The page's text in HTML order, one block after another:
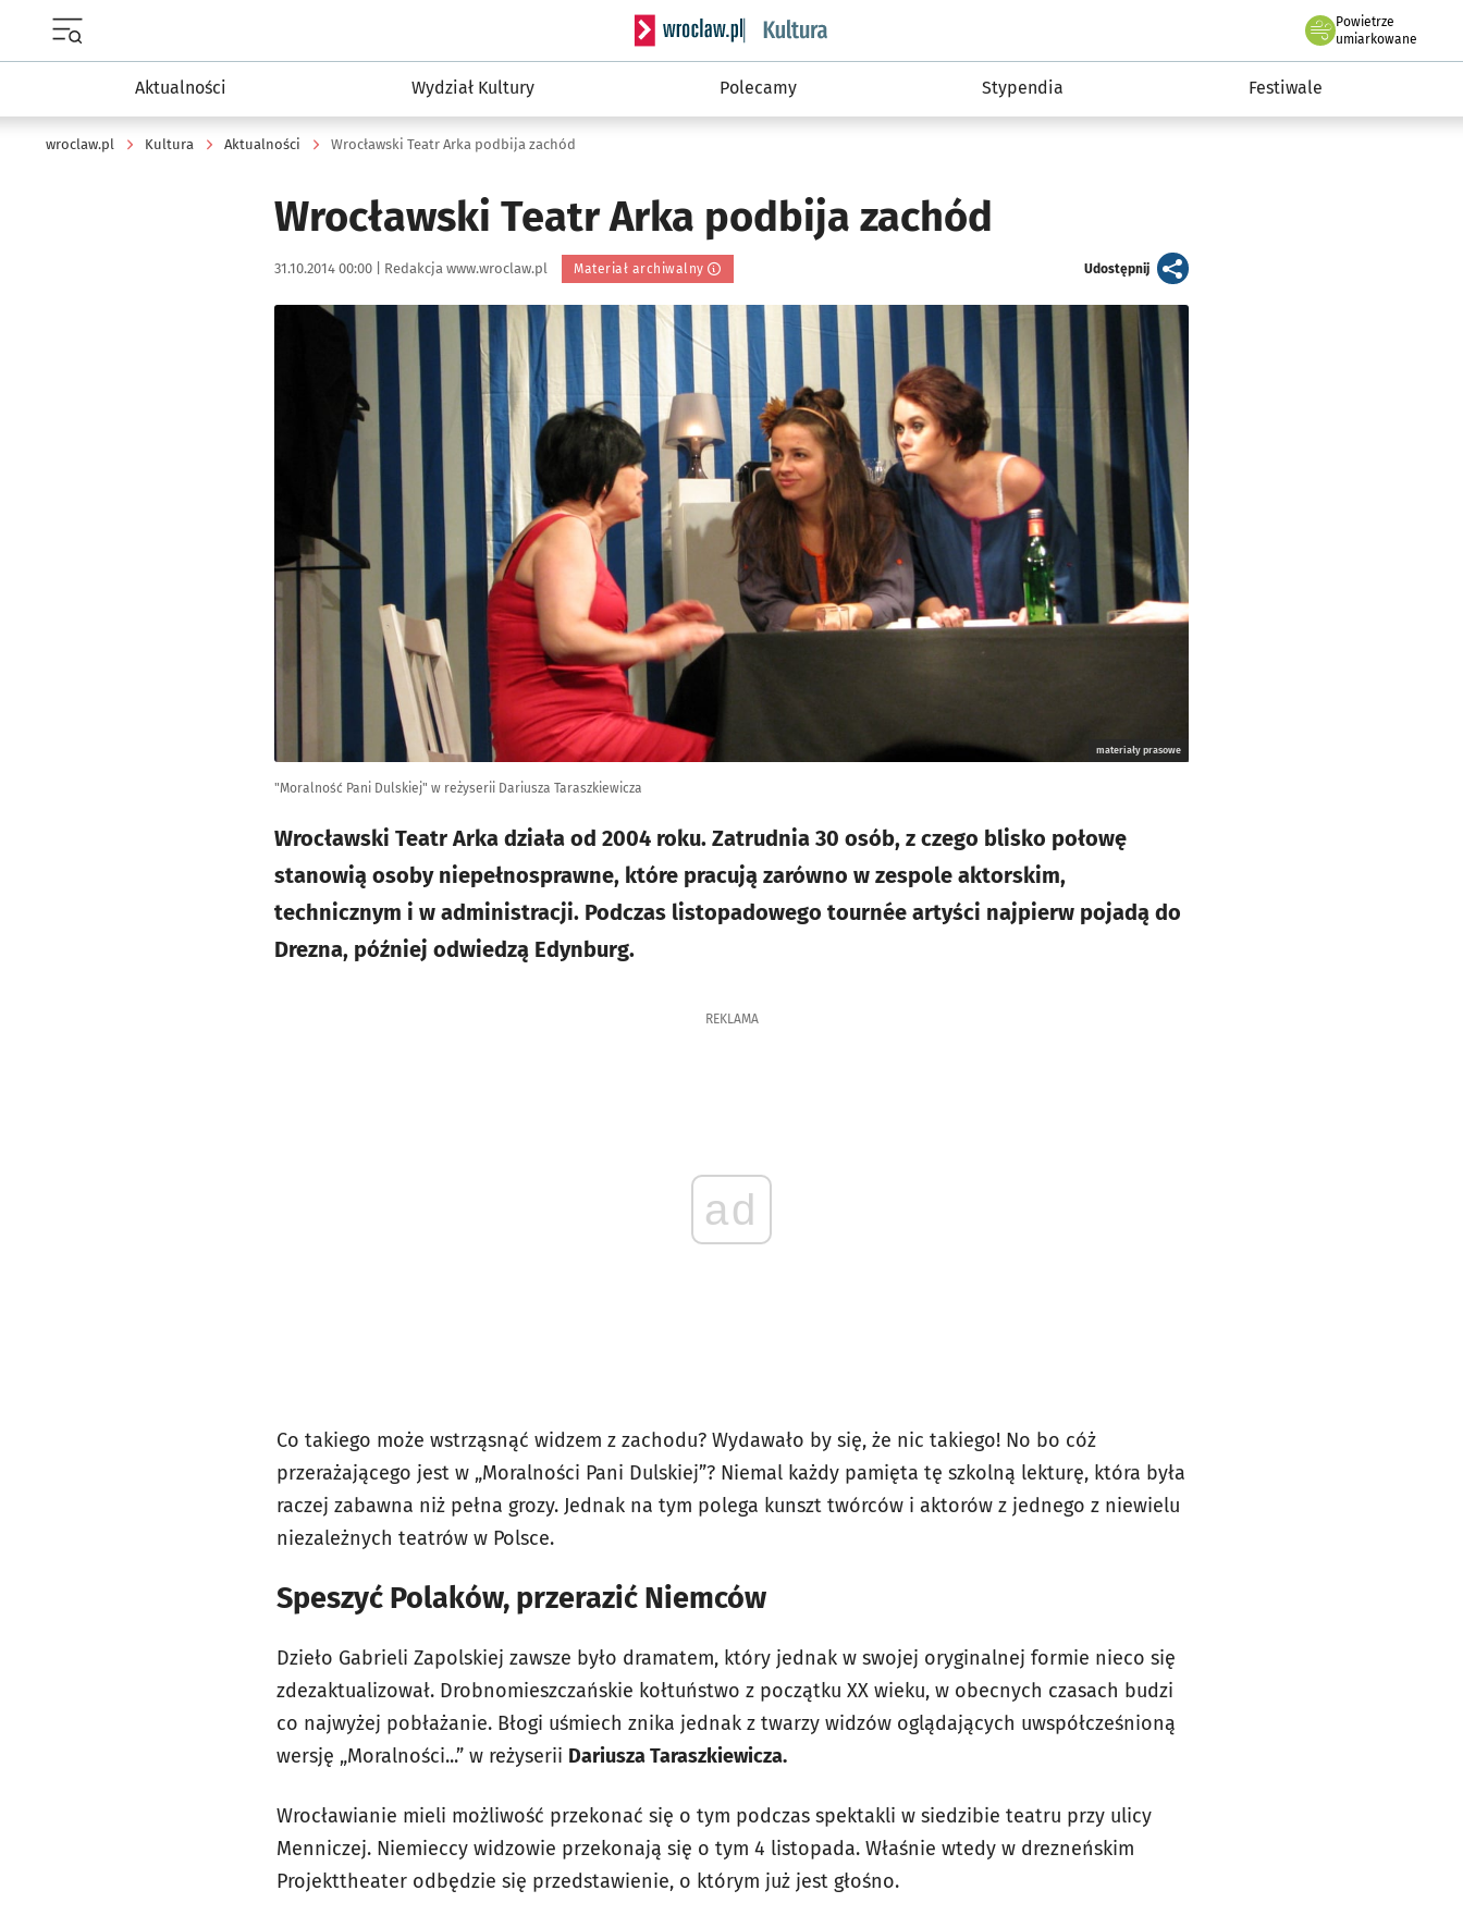
Serwis informacyjny wroclaw.pl podserwis: Kultura
Powietrze
we Wrocławiu
umiarkowane
Aktualności Wydział Kultury Polecamy Stypendia Festiwale
wroclaw.pl Kultura Aktualności Wrocławski Teatr Arka podbija zachód
Wrocławski Teatr Arka podbija zachód
Data publikacji:
31.10.2014 00:00 | Autor:
Redakcja www.wroclaw.pl Materiał archiwalny Udostępnijartykuł
Kliknij, aby powiększyć
materiały prasowe
"Moralność Pani Dulskiej" w reżyserii Dariusza Taraszkiewicza
Wrocławski Teatr Arka działa od 2004 roku. Zatrudnia 30 osób, z czego blisko połowę
stanowią osoby niepełnosprawne, które pracują zarówno w zespole aktorskim,
technicznym i w administracji. Podczas listopadowego tournée artyści najpierw pojadą do
Drezna, później odwiedzą Edynburg.
REKLAMA
ad
Co takiego może wstrząsnąć widzem z zachodu? Wydawało by się, że nic takiego! No bo cóż
przerażającego jest w „Moralności Pani Dulskiej”? Niemal każdy pamięta tę szkolną lekturę, która była
raczej zabawna niż pełna grozy. Jednak na tym polega kunszt twórców i aktorów z jednego z niewielu
niezależnych teatrów w Polsce.
Speszyć Polaków, przerazić Niemców
Dzieło Gabrieli Zapolskiej zawsze było dramatem, który jednak w swojej oryginalnej formie nieco się
zdezaktualizował. Drobnomieszczańskie kołtuństwo z początku XX wieku, w obecnych czasach budzi
co najwyżej pobłażanie. Błogi uśmiech znika jednak z twarzy widzów oglądających uwspółcześnioną
wersję „Moralności...” w reżyserii Dariusza Taraszkiewicza.
Wrocławianie mieli możliwość przekonać się o tym podczas spektakli w siedzibie teatru przy ulicy
Menniczej. Niemieccy widzowie przekonają się o tym 4 listopada. Właśnie wtedy w drezneńskim
Projekttheater odbędzie się przedstawienie, o którym już jest głośno.